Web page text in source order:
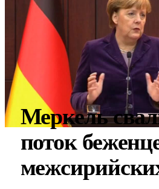
Меркель
поток